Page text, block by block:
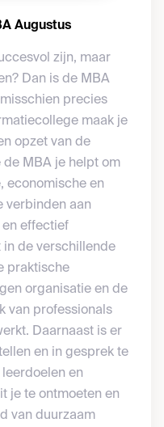
Augustus
zijn, maar
Dan is de MBA
precies
maak je
opzet van de
MBA je helpt om
economische en
verbinden aan
effectief
in de verschillende
praktische
organisatie en de
van professionals
Daarnaast is er
en in gesprek te
en
je te ontmoeten en
van duurzaam